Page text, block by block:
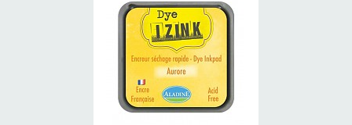
Boeken en magazines
Dies om te stansen